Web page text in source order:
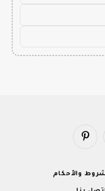
بينتيريست
والأحكام